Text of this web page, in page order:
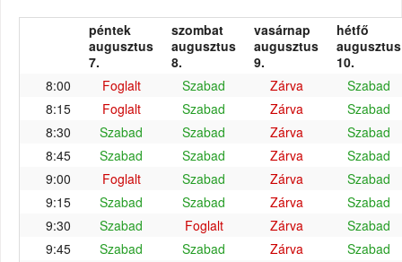
péntek
augusztus
7.
szombat
augusztus
8.
vasárnap
augusztus
9.
hétfő
augusztus
10.
8:00
Foglalt Szabad Zárva
Szabad
8:15
Foglalt Szabad Zárva
Szabad
8:30
Szabad Szabad Zárva
Szabad
8:45
Szabad Szabad Zárva
Szabad
9:00
Foglalt Szabad Zárva
Szabad
9:15
Szabad Szabad Zárva
Szabad
9:30
Szabad Foglalt Zárva
Szabad
9:45
Szabad Szabad Zárva
Szabad